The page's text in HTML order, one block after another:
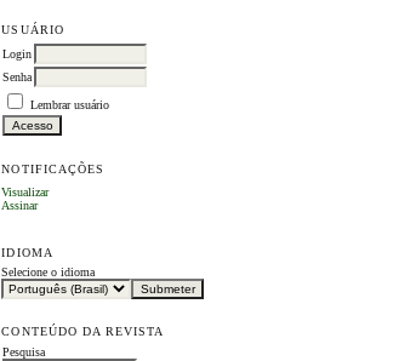
USUÁRIO
Login
Senha
Lembrar usuário
NOTIFICAÇÕES
Visualizar
Assinar
IDIOMA
Selecione o idioma
CONTEÚDO DA REVISTA
Pesquisa